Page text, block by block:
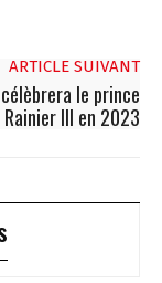
ARTICLE SUIVANT
le prince
Rainier III en 2023